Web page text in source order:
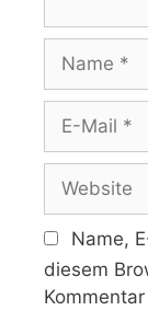
Name,
diesem